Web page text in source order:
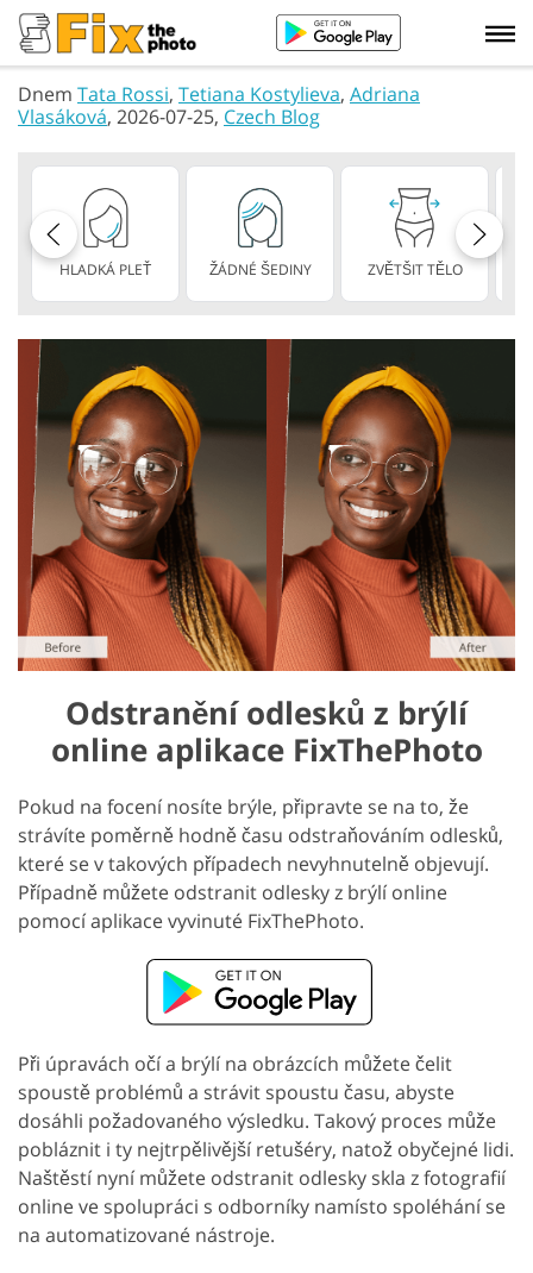
Dnem Tata Rossi, Tetiana Kostylieva, Adriana
Vlasáková, 2026-07-25, Czech Blog
HLADKÁ PLEŤ ŽÁDNÉ ŠEDINY ZVĚTŠIT TĚLO
Odstranění odlesků z brýlí
online aplikace FixThePhoto
Pokud na focení nosíte brýle, připravte se na to, že
strávíte poměrně hodně času odstraňováním odlesků,
které se v takových případech nevyhnutelně objevují.
Případně můžete odstranit odlesky z brýlí online
pomocí aplikace vyvinuté FixThePhoto.
Při úpravách očí a brýlí na obrázcích můžete čelit
spoustě problémů a strávit spoustu času, abyste
dosáhli požadovaného výsledku. Takový proces může
pobláznit i ty nejtrpělivější retušéry, natož obyčejné lidi.
Naštěstí nyní můžete odstranit odlesky skla z fotografií
online ve spolupráci s odborníky namísto spoléhání se
na automatizované nástroje.